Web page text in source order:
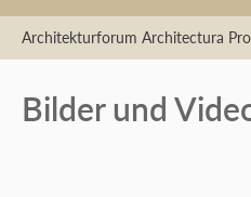
Architekturforum Architectura
Bilder und